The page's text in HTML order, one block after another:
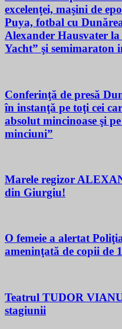
excelenţei, maşini de
Puya, fotbal cu
Alexander Hausvater
Yacht” şi semimaraton
Conferinţă de presă
în instanţă pe toţi cei
absolut mincinoase şi
minciuni”
Marele regizor
din Giurgiu!
O femeie a alertat
ameninţată de copii de
Teatrul TUDOR
stagiunii